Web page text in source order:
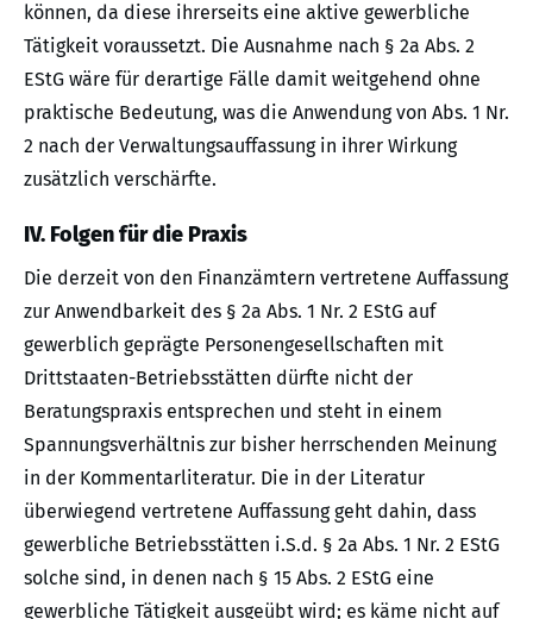
können, da diese ihrerseits eine aktive gewerbliche
Tätigkeit voraussetzt. Die Ausnahme nach § 2a Abs. 2
EStG wäre für derartige Fälle damit weitgehend ohne
praktische Bedeutung, was die Anwendung von Abs. 1 Nr.
2 nach der Verwaltungsauffassung in ihrer Wirkung
zusätzlich verschärfte.
IV. Folgen für die Praxis
Die derzeit von den Finanzämtern vertretene Auffassung
zur Anwendbarkeit des § 2a Abs. 1 Nr. 2 EStG auf
gewerblich geprägte Personengesellschaften mit
Drittstaaten-Betriebsstätten dürfte nicht der
Beratungspraxis entsprechen und steht in einem
Spannungsverhältnis zur bisher herrschenden Meinung
in der Kommentarliteratur. Die in der Literatur
überwiegend vertretene Auffassung geht dahin, dass
gewerbliche Betriebsstätten i.S.d. § 2a Abs. 1 Nr. 2 EStG
solche sind, in denen nach § 15 Abs. 2 EStG eine
gewerbliche Tätigkeit ausgeübt wird; es käme nicht auf